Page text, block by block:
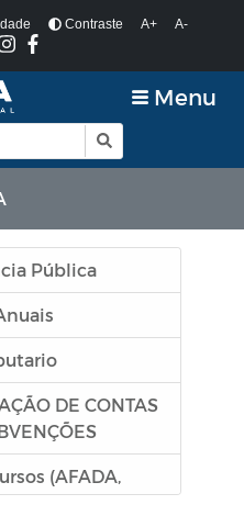
Contraste A+
A-
Menu
Pública
DE CONTAS
(AFADA,
BENEDITO)